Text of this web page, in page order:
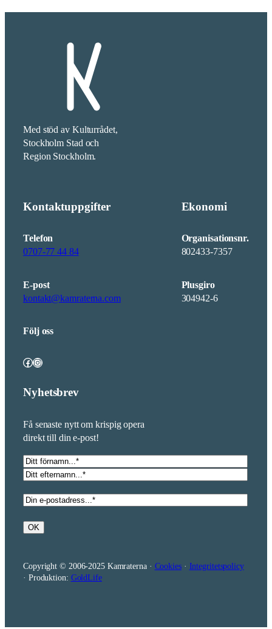
Med stöd av Kulturrådet,
Stockholm Stad och
Region Stockholm.
Kontaktuppgifter
Telefon
0707-77 44 84
E-post
kontakt@kamraterna.com
Följ oss
Facebook
Instagram
Ekonomi
Organisationsnr.
802433-7357
Plusgiro
304942-6
Nyhetsbrev
Få senaste nytt om krispig opera
direkt till din e-post!
Namn*
Förnamn
E-
OK
Copyright © 2006-2025 Kamraterna · Cookies· Integritetspolicy
· Produktion: GoldLife